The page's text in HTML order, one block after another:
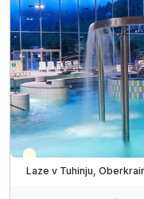
Teilweise ausgelastet
Laze v Tuhinju,